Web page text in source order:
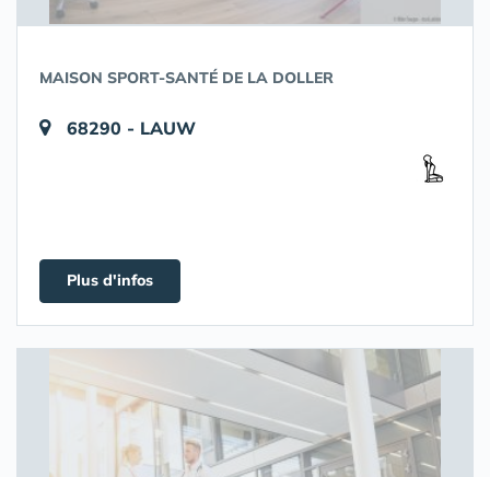
MAISON SPORT-SANTÉ DE LA DOLLER
68290 - LAUW
Plus d'infos